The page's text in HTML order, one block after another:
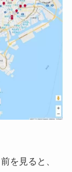
を見ると、